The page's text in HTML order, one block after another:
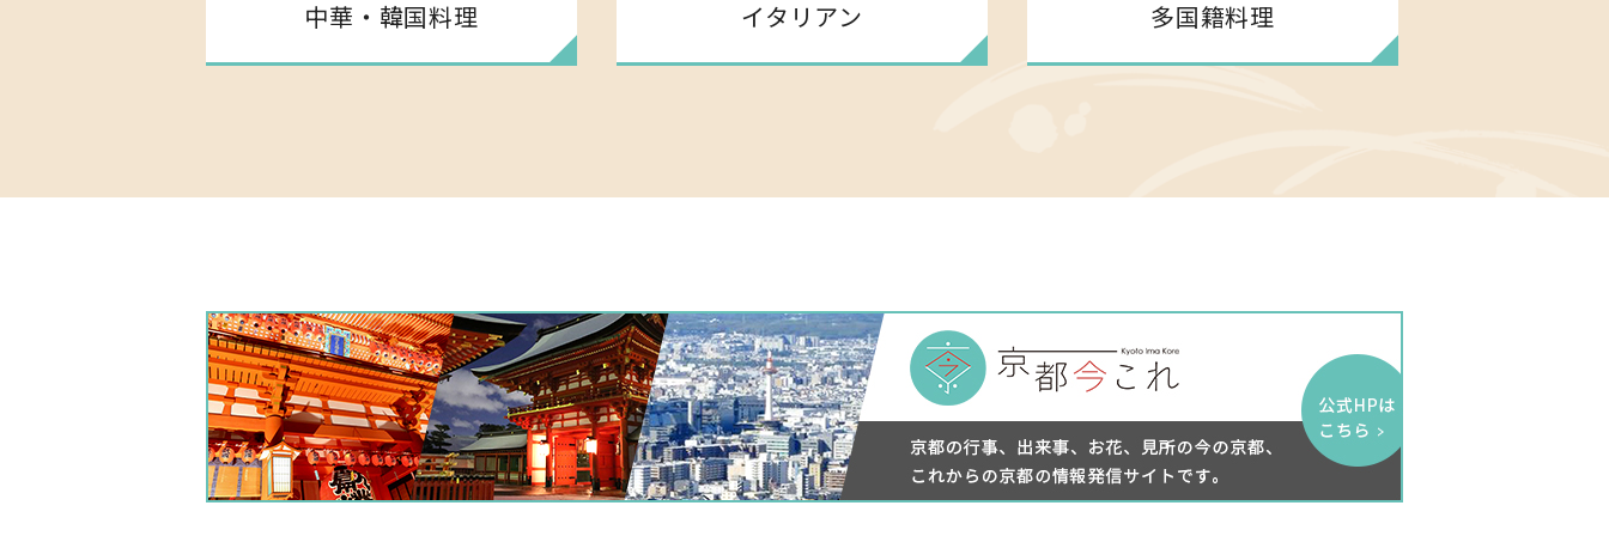
中華・韓国料理 イタリアン 多国籍料理